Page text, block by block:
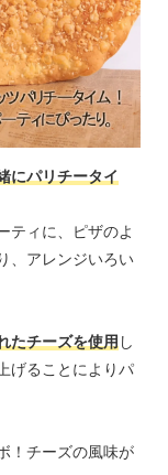
にパリチータイ
ティに、ピザのよ
、アレンジいろい
たチーズを使用 し
げることによりパ
！チーズの風味が